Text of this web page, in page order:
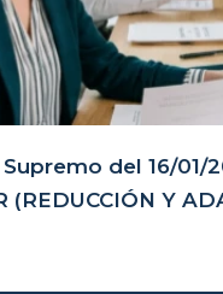
del 16/01/
(REDUCCIÓN Y